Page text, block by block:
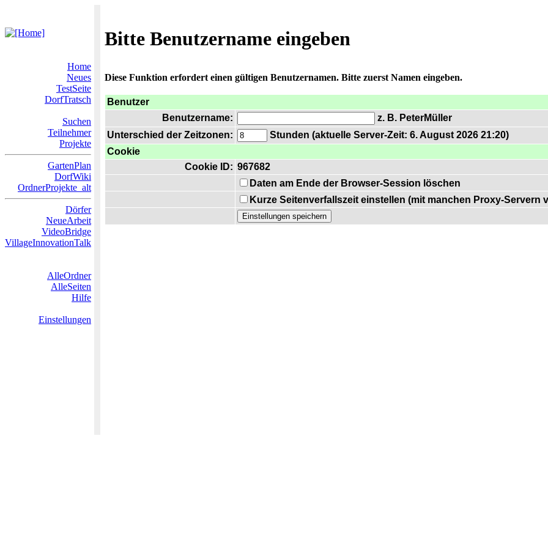
Bitte Benutzername eingeben
Home
Neues
TestSeite
DorfTratsch
Suchen
Teilnehmer
Projekte
GartenPlan
DorfWiki
OrdnerProjekte_alt
Dörfer
NeueArbeit
VideoBridge
VillageInnovationTalk
AlleOrdner
AlleSeiten
Hilfe
Einstellungen
Diese Funktion erfordert einen gültigen Benutzernamen. Bitte zuerst Namen eingeben.
Benutzer
Benutzername:
z. B. PeterMüller
Unterschied der Zeitzonen:
Stunden (aktuelle Server-Zeit: 6. August 2026 21:20)
Cookie
Cookie ID: 967682
Daten am Ende der Browser-Session löschen
Kurze Seitenverfallszeit einstellen (mit manchen Proxy-Servern